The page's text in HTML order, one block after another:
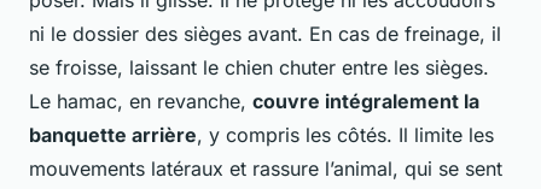
ni le dossier des sièges avant. En cas de freinage, il
se froisse, laissant le chien chuter entre les sièges.
Le hamac, en revanche, couvre intégralement la
banquette arrière, y compris les côtés. Il limite les
mouvements latéraux et rassure l’animal, qui se sent